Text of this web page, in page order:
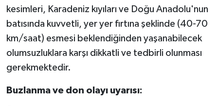
kesimleri, Karadeniz kıyıları ve Doğu Anadolu'nun
batısında kuvvetli, yer yer fırtına şeklinde (40-70
km/saat) esmesi beklendiğinden yaşanabilecek
olumsuzluklara karşı dikkatli ve tedbirli olunması
gerekmektedir.
Buzlanma ve don olayı uyarısı: